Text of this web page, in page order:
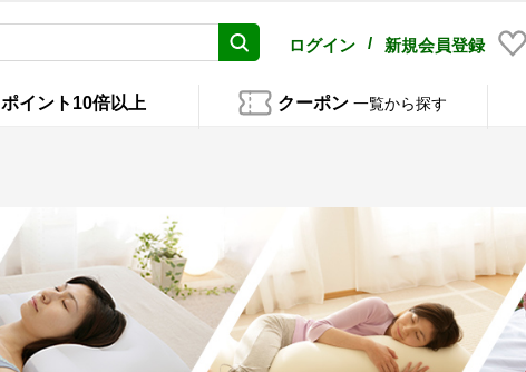
ログイン / 新規会員登録
ポイント10倍以上 クーポン 一覧から探す